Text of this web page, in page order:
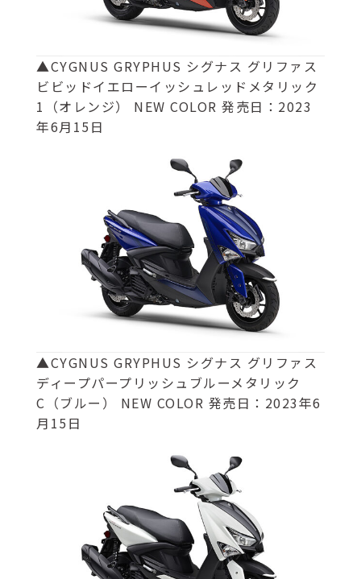
▲CYGNUS GRYPHUS シグナス グリファス
ビビッドイエローイッシュレッドメタリック
1（オレンジ） NEW COLOR 発売日：2023
年6月15日
▲CYGNUS GRYPHUS シグナス グリファス
ディープパープリッシュブルーメタリック
C（ブルー） NEW COLOR 発売日：2023年6
月15日